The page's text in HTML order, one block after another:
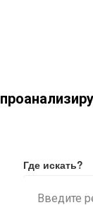
Где искать?